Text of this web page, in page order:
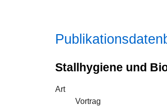
Stallhygiene und
Art
Vortrag